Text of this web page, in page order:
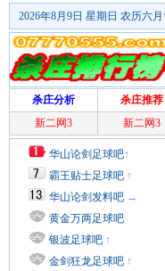
2026年8月9日 星期日 农历六月
杀庄分析 杀庄推荐
新二网3
新二网3
华山论剑足球吧↑
霸王贴士足球吧 ↑
华山论剑发料吧 →
黄金万两足球吧
银波足球吧 ↑
金剑狂龙足球吧 ↑